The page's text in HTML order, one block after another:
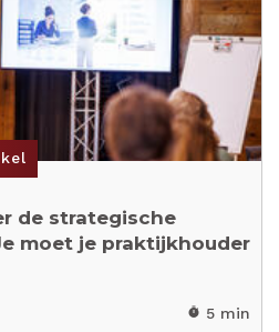
de strategische
moet je praktijkhouder
timer 5 min